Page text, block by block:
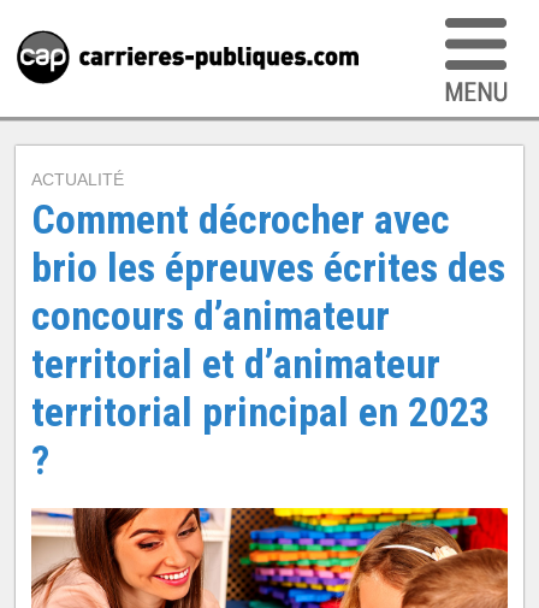
ACTUALITÉ
Comment décrocher avec
brio les épreuves écrites des
concours d’animateur
territorial et d’animateur
territorial principal en 2023
?